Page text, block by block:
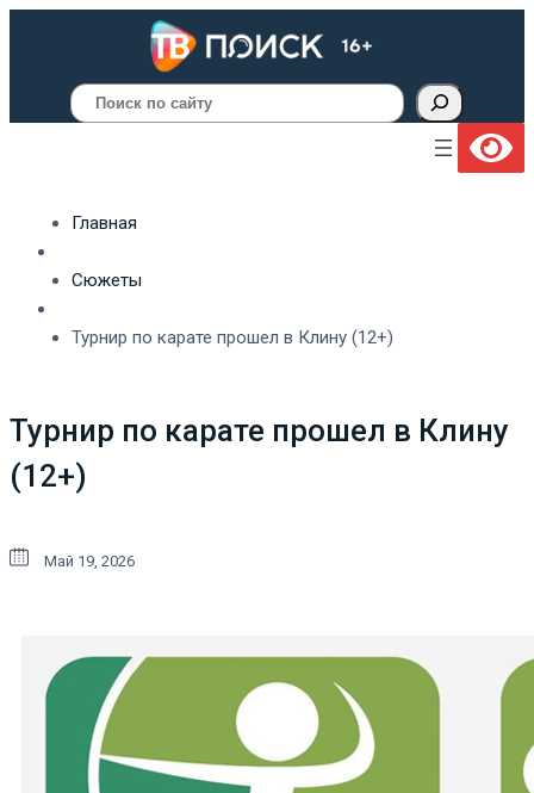
Поиск
Главная
Сюжеты
Турнир по карате прошел в Клину (12+)
Турнир по карате прошел в Клину
(12+)
Май 19, 2026